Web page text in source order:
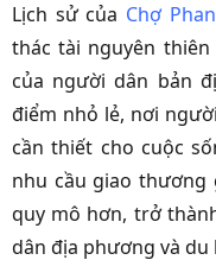
Lịch sử của Chợ
thác tài nguyên
của người dân bản
điểm nhỏ lẻ, nơi
cần thiết cho cuộc
nhu cầu giao thương
quy mô hơn, trở
dân địa phương và du